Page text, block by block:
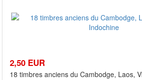
2,50 EUR
18 timbres anciens du Cambodge, Laos,